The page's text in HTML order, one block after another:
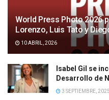
World Press Photo 2026
Lorenzo, Luis Tato y
10 ABRIL, 2026
Isabel Gil se
Desarrollo de
3 SEPTIEMBRE, 2025